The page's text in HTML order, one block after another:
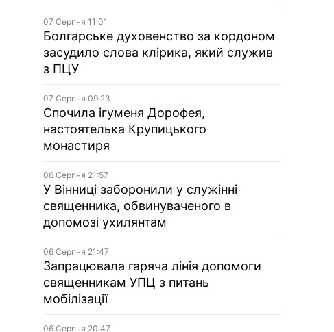
07 Серпня 11:01
Болгарське духовенство за кордоном
засудило слова клірика, який служив
з ПЦУ
07 Серпня 09:23
Спочила ігуменя Дорофея,
настоятелька Крупицького
монастиря
06 Серпня 21:57
У Вінниці заборонили у служінні
священника, обвинуваченого в
допомозі ухилянтам
06 Серпня 21:47
Запрацювала гаряча лінія допомоги
священникам УПЦ з питань
мобілізації
06 Серпня 20:47